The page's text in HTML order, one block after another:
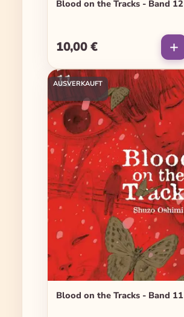
Blood on the Tracks - Band 12
Regulärer Preis:
10,00 €
AUSVERKAUFT
Blood on the Tracks - Band 11